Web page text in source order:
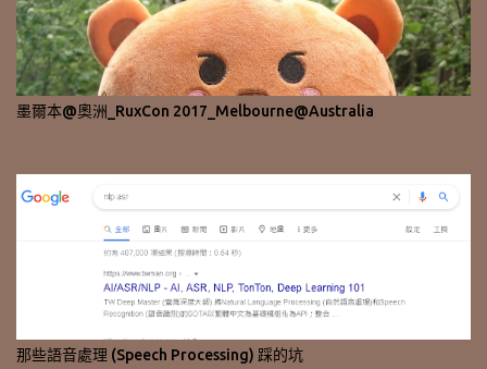
墨爾本@奧洲_RuxCon 2017_Melbourne@Australia
那些語音處理 (Speech Processing) 踩的坑